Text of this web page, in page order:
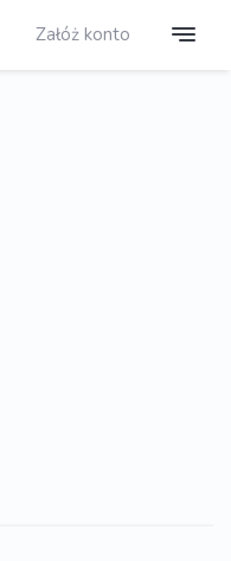
Załóż konto